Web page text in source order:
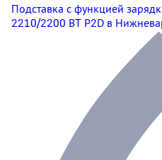
Подставка с функцией
2210/2200 BT P2D в